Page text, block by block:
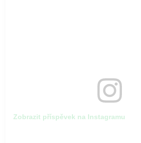
Zobrazit příspěvek na Instagramu